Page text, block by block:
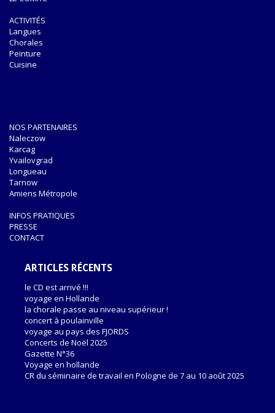
ACTIVITÉS
Langues
Chorales
Peinture
Cuisine
NOS PARTENAIRES
Naleczow
Karcag
Yvailovgrad
Longueau
Tarnow
Amiens Métropole
INFOS PRATIQUES
PRESSE
CONTACT
ARTICLES RÉCENTS
le CD est arrivé !!!
voyage en Hollande
la chorale passe au niveau supérieur !
concert à poulainville
voyage au pays des FJORDS
Concerts de Noël 2025
Gazette N°36
Voyage en hollande
CR du séminaire de travail en Pologne de 7 au 10 août 2025